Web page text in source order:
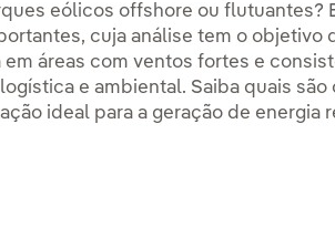
eólicos offshore ou flutuantes?
cuja análise tem o objetivo
áreas com ventos fortes e
e ambiental. Saiba quais são
ideal para a geração de energia